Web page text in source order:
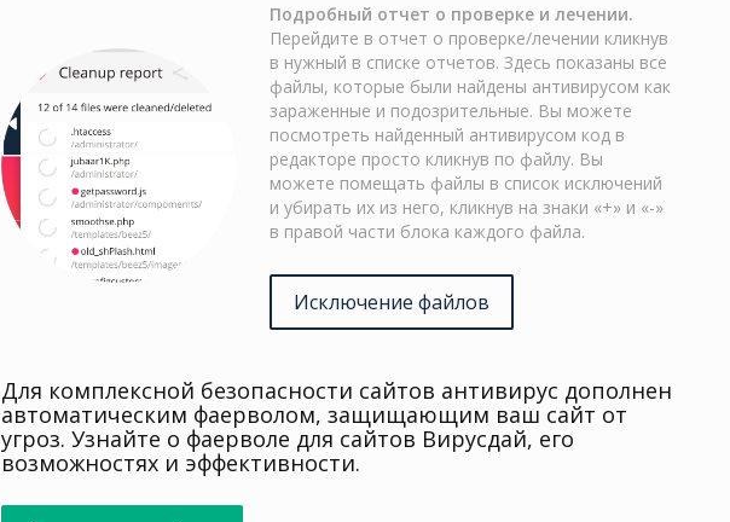
Подробный отчет о проверке и лечении.
Перейдите в отчет о проверке/лечении кликнув
в нужный в списке отчетов. Здесь показаны все
файлы, которые были найдены антивирусом как
зараженные и подозрительные. Вы можете
посмотреть найденный антивирусом код в
редакторе просто кликнув по файлу. Вы
можете помещать файлы в список исключений
и убирать их из него, кликнув на знаки «+» и «-»
в правой части блока каждого файла.
Исключение файлов
Для комплексной безопасности сайтов антивирус дополнен
автоматическим фаерволом, защищающим ваш сайт от
угроз. Узнайте о фаерволе для сайтов Вирусдай, его
возможностях и эффективности.